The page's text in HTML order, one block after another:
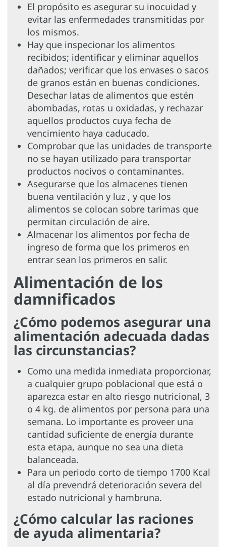
El propósito es asegurar su inocuidad y
evitar las enfermedades transmitidas por
los mismos.
Hay que inspecionar los alimentos
recibidos; identificar y eliminar aquellos
dañados; verificar que los envases o sacos
de granos están en buenas condiciones.
Desechar latas de alimentos que estén
abombadas, rotas u oxidadas, y rechazar
aquellos productos cuya fecha de
vencimiento haya caducado.
Comprobar que las unidades de transporte
no se hayan utilizado para transportar
productos nocivos o contaminantes.
Asegurarse que los almacenes tienen
buena ventilación y luz , y que los
alimentos se colocan sobre tarimas que
permitan circulación de aire.
Almacenar los alimentos por fecha de
ingreso de forma que los primeros en
entrar sean los primeros en salir.
Alimentación de los
damnificados
¿Cómo podemos asegurar una
alimentación adecuada dadas
las circunstancias?
Como una medida inmediata proporcionar,
a cualquier grupo poblacional que está o
aparezca estar en alto riesgo nutricional, 3
o 4 kg. de alimentos por persona para una
semana. Lo importante es proveer una
cantidad suficiente de energía durante
esta etapa, aunque no sea una dieta
balanceada.
Para un periodo corto de tiempo 1700 Kcal
al día prevendrá deterioración severa del
estado nutricional y hambruna.
¿Cómo calcular las raciones
de ayuda alimentaria?